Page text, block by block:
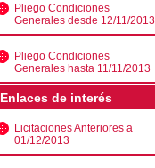
Pliego Condiciones
Generales desde 12/11/2013
Pliego Condiciones
Generales hasta 11/11/2013
Enlaces de interés
Licitaciones Anteriores a
01/12/2013